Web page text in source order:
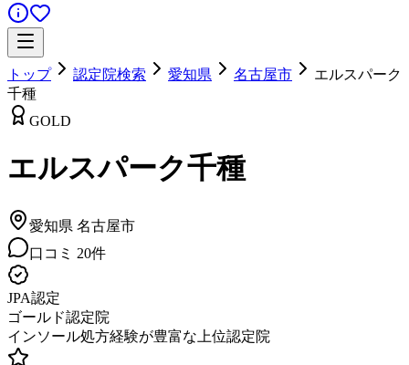
トップ 認定院検索 愛知県 名古屋市
エルスパーク
千種
GOLD
エルスパーク千種
愛知県 名古屋市
口コミ 20件
JPA認定
ゴールド認定院
インソール処方経験が豊富な上位認定院